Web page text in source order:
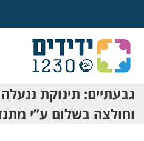
גבעתיים: תינוקת
וחולצה בשלום ע”י